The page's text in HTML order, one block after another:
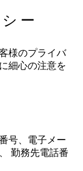
ー
様のプライバ
細心の注意を
号、電子メー
勤務先電話番